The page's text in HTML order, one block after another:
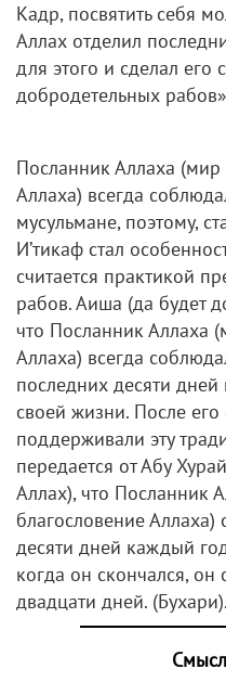
Кадр, посвятить себя
Аллах отделил
для этого и сделал его
добродетельных
Посланник Аллаха
Аллаха) всегда
мусульмане, поэтому,
И’тикаф стал
считается практикой
рабов. Аиша (да будет
что Посланник Аллаха
Аллаха) всегда
последних десяти
своей жизни. После
поддерживали эту
передается от Абу
Аллах), что Посланник
благословение Аллаха)
десяти дней каждый
когда он скончался,
двадцати дней. (Бухари).